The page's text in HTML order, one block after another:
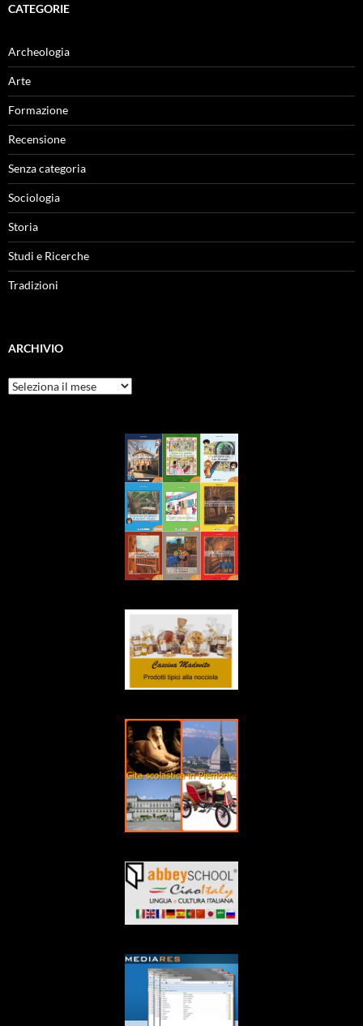
CATEGORIE
Archeologia
Arte
Formazione
Recensione
Senza categoria
Sociologia
Storia
Studi e Ricerche
Tradizioni
ARCHIVIO
Archivio